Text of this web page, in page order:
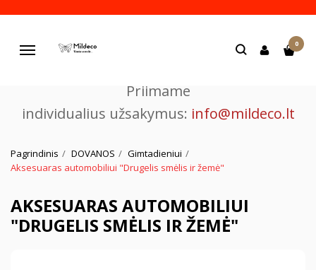
Navigacija
0
Priimame
individualius užsakymus: info@mildeco.lt
Pagrindinis DOVANOS
Gimtadieniui
Aksesuaras automobiliui "Drugelis smėlis ir žemė"
AKSESUARAS AUTOMOBILIUI
"DRUGELIS SMĖLIS IR ŽEMĖ"